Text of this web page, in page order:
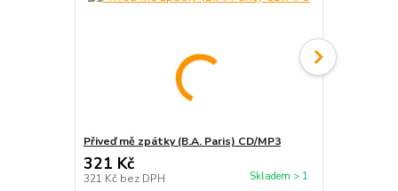
Přiveď mě zpátky (B.A. Paris) CD/MP3
321 Kč
321 Kč bez DPH Skladem > 1